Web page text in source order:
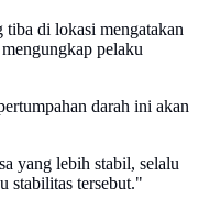
di lokasi mengatakan
pelaku
darah ini akan
yang lebih stabil, selalu
stabilitas tersebut."